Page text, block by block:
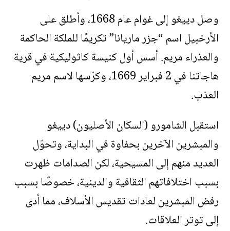
وصل دييغو إلى غوام عام 1668، وأطلق على
الأرخبيل اسم “جزر ماريانا” تكريمًا للملكة الحاكمة
والعذراء مريم. أسس أول كنيسة كاثوليكية في قرية
هاجاتنا في 2 فبراير 1669، وكرّسها لاسم مريم
العذب.
استقبل الشامورو (السكان الأصليون) دييغو
والمبشرين الآخرين بحفاوة في البداية، وتحوّل
العديد منهم إلى المسيحية، لكن الصدامات ظهرت
بسبب اختلافاتهم الثقافية والدينية، خصوصًا بسبب
رفض المبشرين لعادات تقديس الأسلاف، مما أدى
إلى توتر العلاقات.